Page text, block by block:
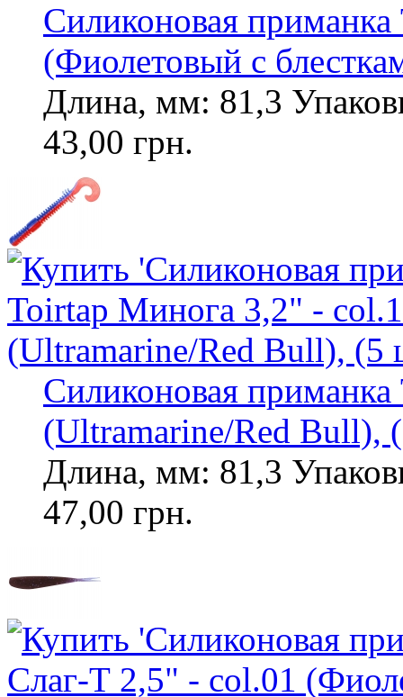
Силиконовая
(Фиолетовый с
Длина, мм: 81,3
43,00 грн.
Силиконовая
(Ultramarine/Red Bull),
Длина, мм: 81,3
47,00 грн.